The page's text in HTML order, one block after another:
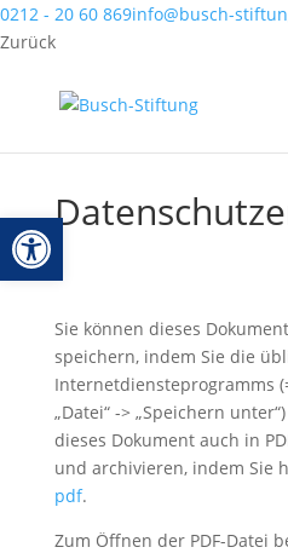
0212 - 20 60 869info@busch-
Zurück
Sie können dieses
speichern, indem Sie die
Internetdiensteprogramms
„Datei“ -> „Speichern
dieses Dokument auch in
und archivieren, indem Sie
pdf.
Zum Öffnen der PDF-Datei
Werkzeugleiste öffnen